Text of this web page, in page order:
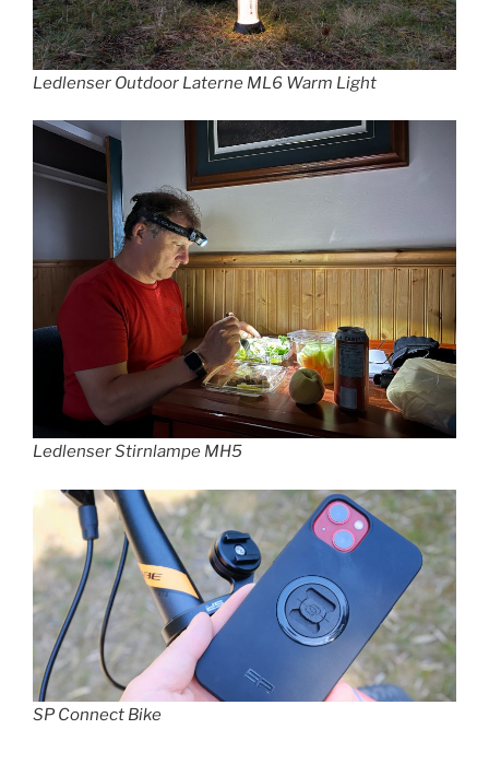
Ledlenser Outdoor Laterne ML6 Warm Light
Ledlenser Stirnlampe MH5
SP Connect Bike